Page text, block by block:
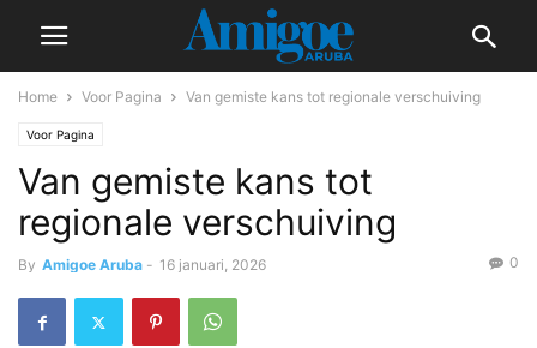
Home Voor Pagina Van gemiste kans tot regionale verschuiving
Voor Pagina
Van gemiste kans tot
regionale verschuiving
By Amigoe Aruba - 16 januari, 2026 0